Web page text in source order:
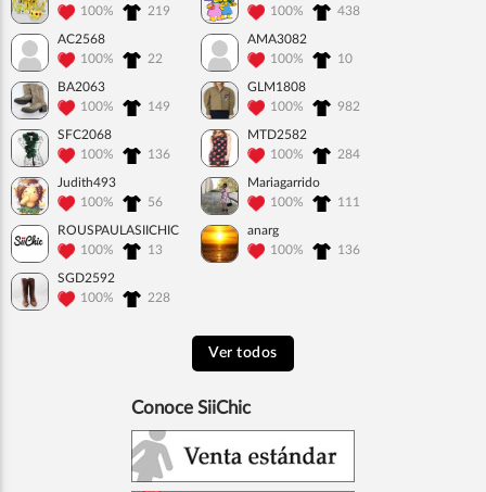
100%
219
100%
438
AC2568
100%
22
AMA3082
100%
10
BA2063
100%
149
GLM1808
100%
982
SFC2068
100%
136
MTD2582
100%
284
Judith493
100%
56
Mariagarrido
100%
111
ROUSPAULASIICHIC
100%
13
anarg
100%
136
SGD2592
100%
228
Ver todos
Conoce SiiChic